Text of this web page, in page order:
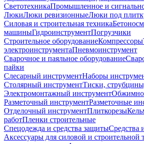
СветотехникаПромышленное и
ЛюкиЛюки ревизионныеЛюки под
Силовая и строительная техника
машиныГидроинструментПогрузчики
Строительное оборудованиеКомпрессоры
электроинструментаПневмоинструмент
Сварочное и паяльное оборудование
пайки
Слесарный инструментНаборы
Столярный инструментТиски,
Электромонтажный инструмент
Разметочный инструментРазметочные
Отделочный инструментПлиткорезы
работПленки строительные
Спецодежда и средства защитыСредства
Аксессуары для силовой и строительной